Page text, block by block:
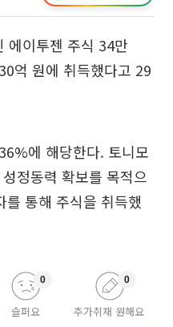
에이투젠 주식 34만
억 원에 취득했다고 29
에 해당한다. 토니모
정동력 확보를 목적으
통해 주식을 취득했
슬퍼요
0
추가취재 원해요
0